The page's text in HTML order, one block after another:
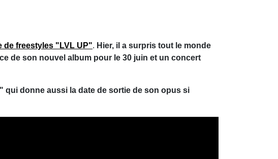
de freestyles "LVL UP". Hier, il a surpris tout le monde
de son nouvel album pour le 30 juin et un concert
qui donne aussi la date de sortie de son opus si